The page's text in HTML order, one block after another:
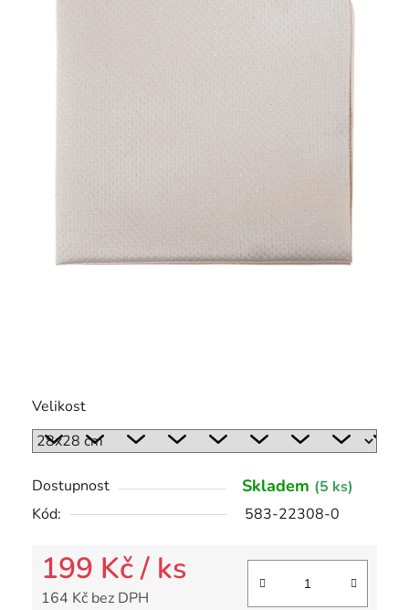
Velikost
Dostupnost Skladem (5 ks)
Kód:
583-22308-0
199 Kč/ ks
164 Kč bez DPH